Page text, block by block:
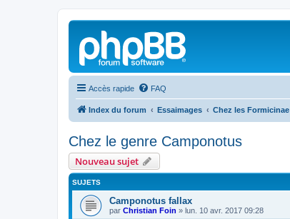
Accès rapide FAQ
Index du forum Essaimages Chez les Formicinae
Chez le genre Camponotus
Nouveau sujet
SUJETS
Camponotus fallax
par Christian Foin » lun. 10 avr. 2017 09:28